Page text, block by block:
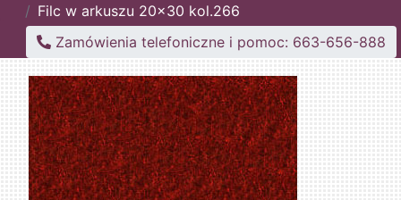
Filc w arkuszu 20x30 kol.266
Zamówienia telefoniczne i pomoc: 663-656-888